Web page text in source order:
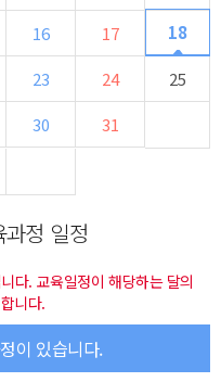
16 17 18
23 24
25
30 31
정 일정
다. 교육일정이 해당하는 달의
니다.
이 있습니다.